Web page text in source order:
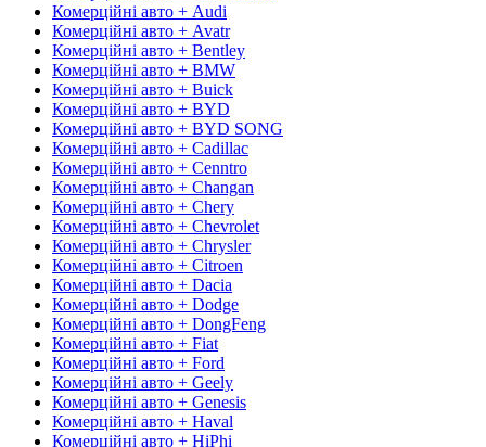
Комерційні авто + Audi
Комерційні авто + Avatr
Комерційні авто + Bentley
Комерційні авто + BMW
Комерційні авто + Buick
Комерційні авто + BYD
Комерційні авто + BYD SONG
Комерційні авто + Cadillac
Комерційні авто + Cenntro
Комерційні авто + Changan
Комерційні авто + Chery
Комерційні авто + Chevrolet
Комерційні авто + Chrysler
Комерційні авто + Citroen
Комерційні авто + Dacia
Комерційні авто + Dodge
Комерційні авто + DongFeng
Комерційні авто + Fiat
Комерційні авто + Ford
Комерційні авто + Geely
Комерційні авто + Genesis
Комерційні авто + Haval
Комерційні авто + HiPhi